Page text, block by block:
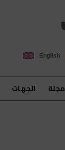
English
مجلة الجهات